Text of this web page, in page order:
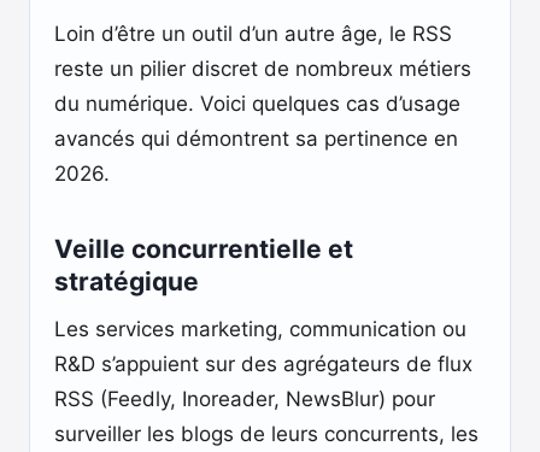
Loin d’être un outil d’un autre âge, le RSS
reste un pilier discret de nombreux métiers
du numérique. Voici quelques cas d’usage
avancés qui démontrent sa pertinence en
2026.
Veille concurrentielle et
stratégique
Les services marketing, communication ou
R&D s’appuient sur des agrégateurs de flux
RSS (Feedly, Inoreader, NewsBlur) pour
surveiller les blogs de leurs concurrents, les